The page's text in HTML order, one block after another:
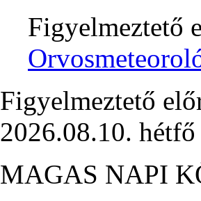
Figyelmeztető
Figyelmeztető
2026.08.10.
MAGAS NAPI